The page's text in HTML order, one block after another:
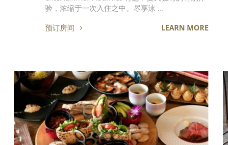
验，浓缩于一次入住之中。尽享泳 …
预订房间 LEARN MORE